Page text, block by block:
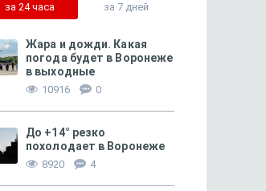
324
за 24 часа за 7 дней
Жара и дожди. Какая
погода будет в Воронеже
в выходные
10916 0
До +14° резко
похолодает в Воронеже
8920 4